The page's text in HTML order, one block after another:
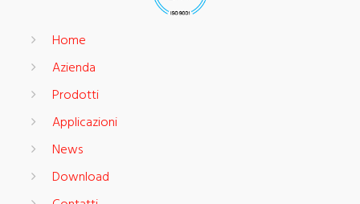
Home
Azienda
Prodotti
Applicazioni
News
Download